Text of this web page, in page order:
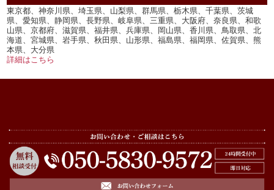
東京都、神奈川県、埼玉県、山梨県、群馬県、栃木県、千葉県、茨城
県、愛知県、静岡県、長野県、岐阜県、三重県、大阪府、奈良県、和歌
山県、京都府、滋賀県、福井県、兵庫県、岡山県、香川県、鳥取県、北
海道、宮城県、岩手県、秋田県、山形県、福島県、福岡県、佐賀県、熊
本県、大分県
詳細はこちら